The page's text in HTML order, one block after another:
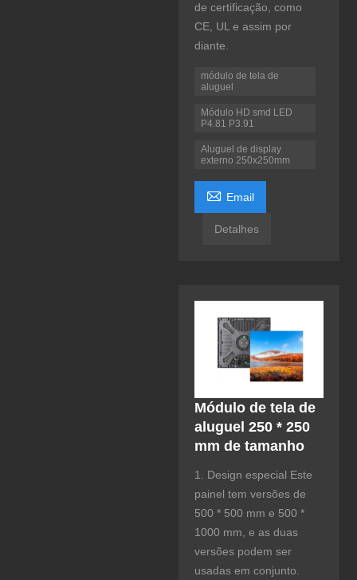
de certificação, como
CE, UL e assim por
diante.
módulo de tela de
aluguel
Módulo HD smd LED
P4.81 P3.91
Aluguel de display
externo 250x250mm
 Email
Detalhes
Módulo de tela de
aluguel 250 * 250
mm de tamanho
1. Design especial Este
painel tem versões de
500 * 500 mm e 500 *
1000 mm, e as duas
versões podem ser
usadas em conjunto.